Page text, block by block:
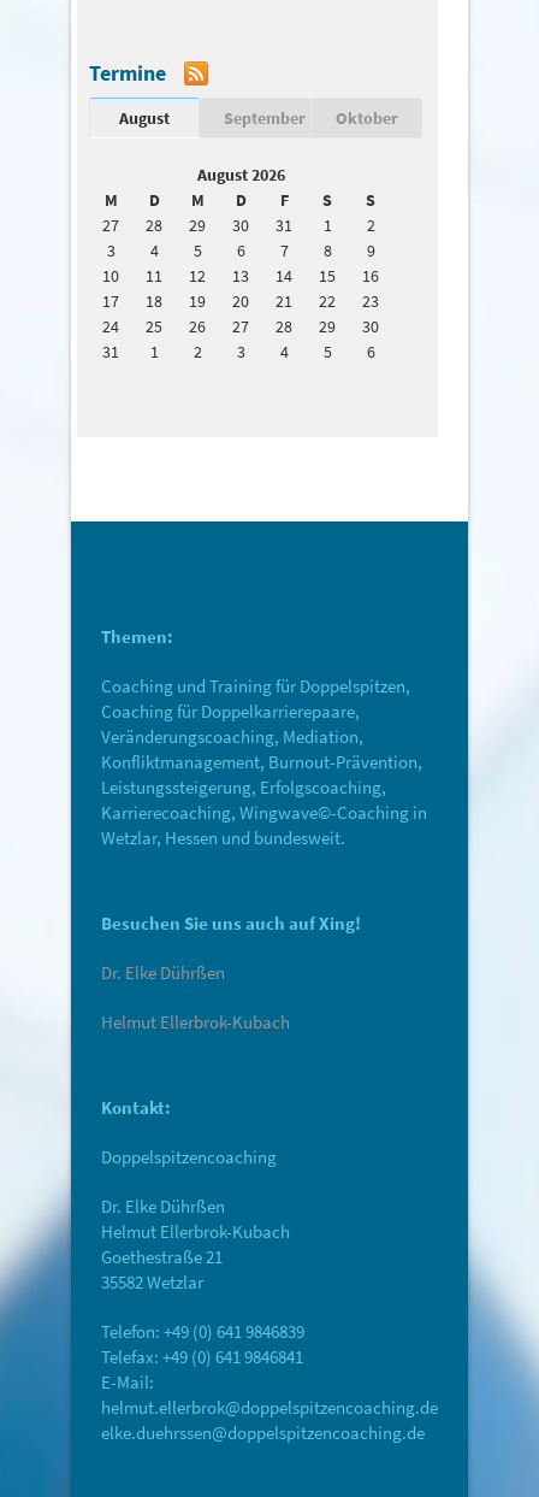
Termine
August September Oktober
August 2026
M
D M D F S
S
27
28 29 30 31 1
2
3
4 5 6 7 8
9
10
11 12 13 14 15
16
17
18 19 20 21 22
23
24
25 26 27 28 29
30
31
1 2 3 4 5 6
Themen:
Coaching und Training für Doppelspitzen,
Coaching für Doppelkarrierepaare,
Veränderungscoaching, Mediation,
Konfliktmanagement, Burnout-Prävention,
Leistungssteigerung, Erfolgscoaching,
Karrierecoaching, Wingwave©-Coaching in
Wetzlar, Hessen und bundesweit.
Besuchen Sie uns auch auf Xing!
Dr. Elke Dührßen
Helmut Ellerbrok-Kubach
Kontakt:
Doppelspitzencoaching
Dr. Elke Dührßen
Helmut Ellerbrok-Kubach
Goethestraße 21
35582 Wetzlar
Telefon: +49 (0) 641 9846839
Telefax: +49 (0) 641 9846841
E-Mail:
helmut.ellerbrok@doppelspitzencoaching.de
elke.duehrssen@doppelspitzencoaching.de